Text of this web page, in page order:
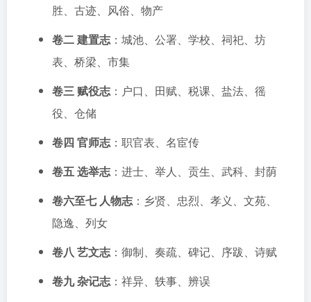
胜、古迹、风俗、物产
卷二 建置志：城池、公署、学校、祠祀、坊
表、桥梁、市集
卷三 赋役志：户口、田赋、税课、盐法、徭
役、仓储
卷四 官师志：职官表、名宦传
卷五 选举志：进士、举人、贡生、武科、封荫
卷六至七 人物志：乡贤、忠烈、孝义、文苑、
隐逸、列女
卷八 艺文志：御制、奏疏、碑记、序跋、诗赋
卷九 杂记志：祥异、轶事、辨误